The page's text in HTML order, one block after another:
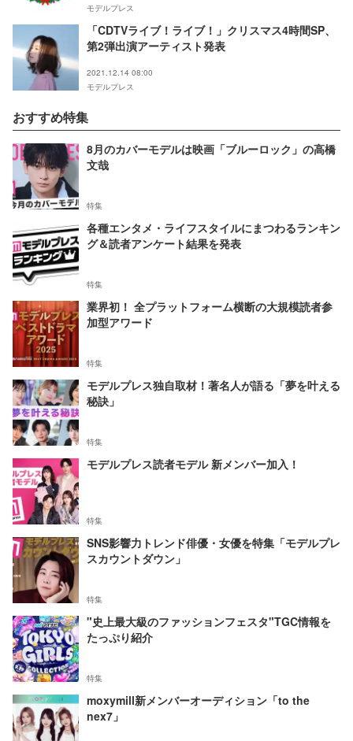
モデルプレス
「CDTVライブ！ライブ！」クリスマス4時間SP、
第2弾出演アーティスト発表
2021.12.14 08:00
モデルプレス
おすすめ特集
8月のカバーモデルは映画「ブルーロック」の高橋
文哉
特集
各種エンタメ・ライフスタイルにまつわるランキン
グ＆読者アンケート結果を発表
特集
業界初！ 全プラットフォーム横断の大規模読者参
加型アワード
特集
モデルプレス独自取材！著名人が語る「夢を叶える
秘訣」
特集
モデルプレス読者モデル 新メンバー加入！
特集
SNS影響力トレンド俳優・女優を特集「モデルプレ
スカウントダウン」
特集
"史上最大級のファッションフェスタ"TGC情報を
たっぷり紹介
特集
moxymill新メンバーオーディション「to the
nex7」